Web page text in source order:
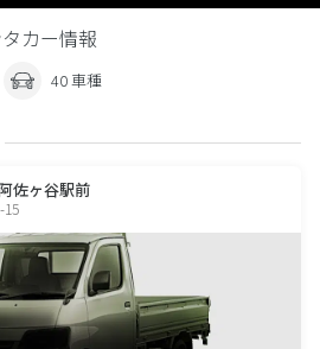
カー情報
40 車種
佐ヶ谷駅前
15